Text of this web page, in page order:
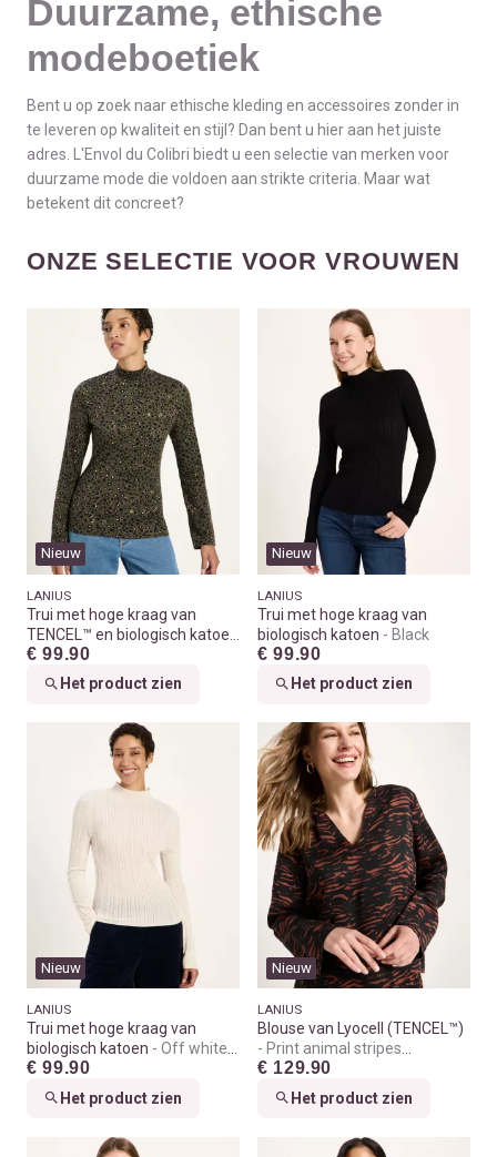
Duurzame, ethische
modeboetiek
Bent u op zoek naar ethische kleding en accessoires zonder in
te leveren op kwaliteit en stijl? Dan bent u hier aan het juiste
adres. L'Envol du Colibri biedt u een selectie van merken voor
duurzame mode die voldoen aan strikte criteria. Maar wat
betekent dit concreet?
ONZE SELECTIE VOOR VROUWEN
Nieuw
LANIUS
Trui met hoge kraag van
TENCEL™ en biologisch katoen
Print leo dots turtle
€ 99.90
Het product zien
Nieuw
LANIUS
Trui met hoge kraag van
biologisch katoen
Black
€ 99.90
Het product zien
Nieuw
LANIUS
Trui met hoge kraag van
biologisch katoen
Off white
melange
€ 99.90
Het product zien
Nieuw
LANIUS
Blouse van Lyocell (TENCEL™)
Print animal stripes
chocolate
€ 129.90
Het product zien